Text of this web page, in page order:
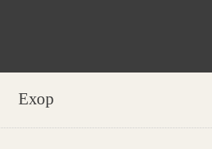
Ехор